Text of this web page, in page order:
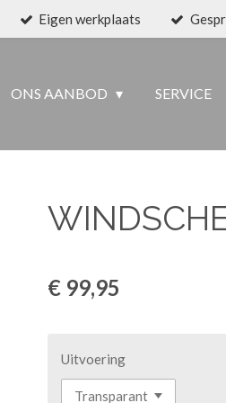
Eigen werkplaats
ONS AANBOD SERVICE
€ 99,95
Uitvoering